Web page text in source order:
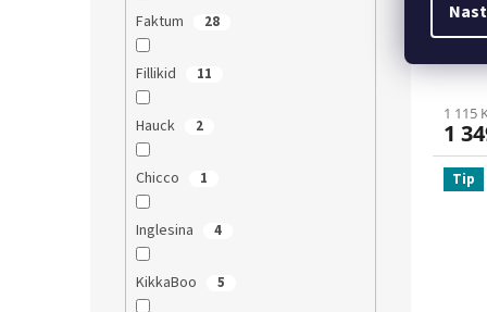
Faktum 28
Fillikid 11
Hauck 2
Chicco 1
Inglesina 4
KikkaBoo 5
1 115
1
Tip